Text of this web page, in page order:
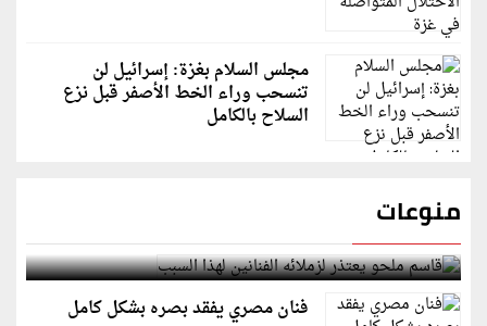
مجلس السلام بغزة: إسرائيل لن
تنسحب وراء الخط الأصفر قبل نزع
السلاح بالكامل
منوعات
قاسم ملحو يعتذر لزملائه الفنانين لهذا السبب
فنان مصري يفقد بصره بشكل كامل